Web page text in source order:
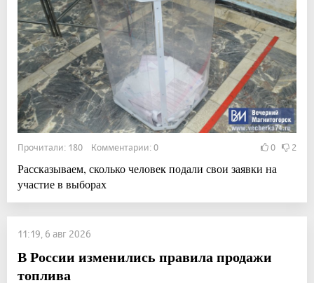
Прочитали: 180 Комментарии: 0 0 2
Рассказываем, сколько человек подали свои заявки на
участие в выборах
11:19, 6 авг 2026
В России изменились правила продажи
топлива